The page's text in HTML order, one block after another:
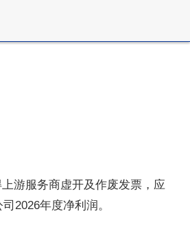
游服务商虚开及作废发票，应
2026年度净利润。